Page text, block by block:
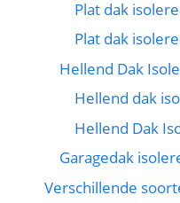
Plat dak
Plat dak
Hellend Dak
Hellend dak
Hellend Dak
Garagedak
Verschillende